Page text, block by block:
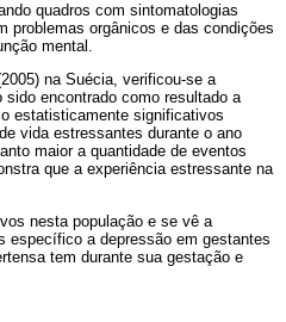
quadros com sintomatologias
problemas orgânicos e das condições
mental.
na Suécia, verificou-se a
encontrado como resultado a
estatisticamente significativos
vida estressantes durante o ano
maior a quantidade de eventos
que a experiência estressante na
nesta população e se vê a
específico a depressão em gestantes
tem durante sua gestação e